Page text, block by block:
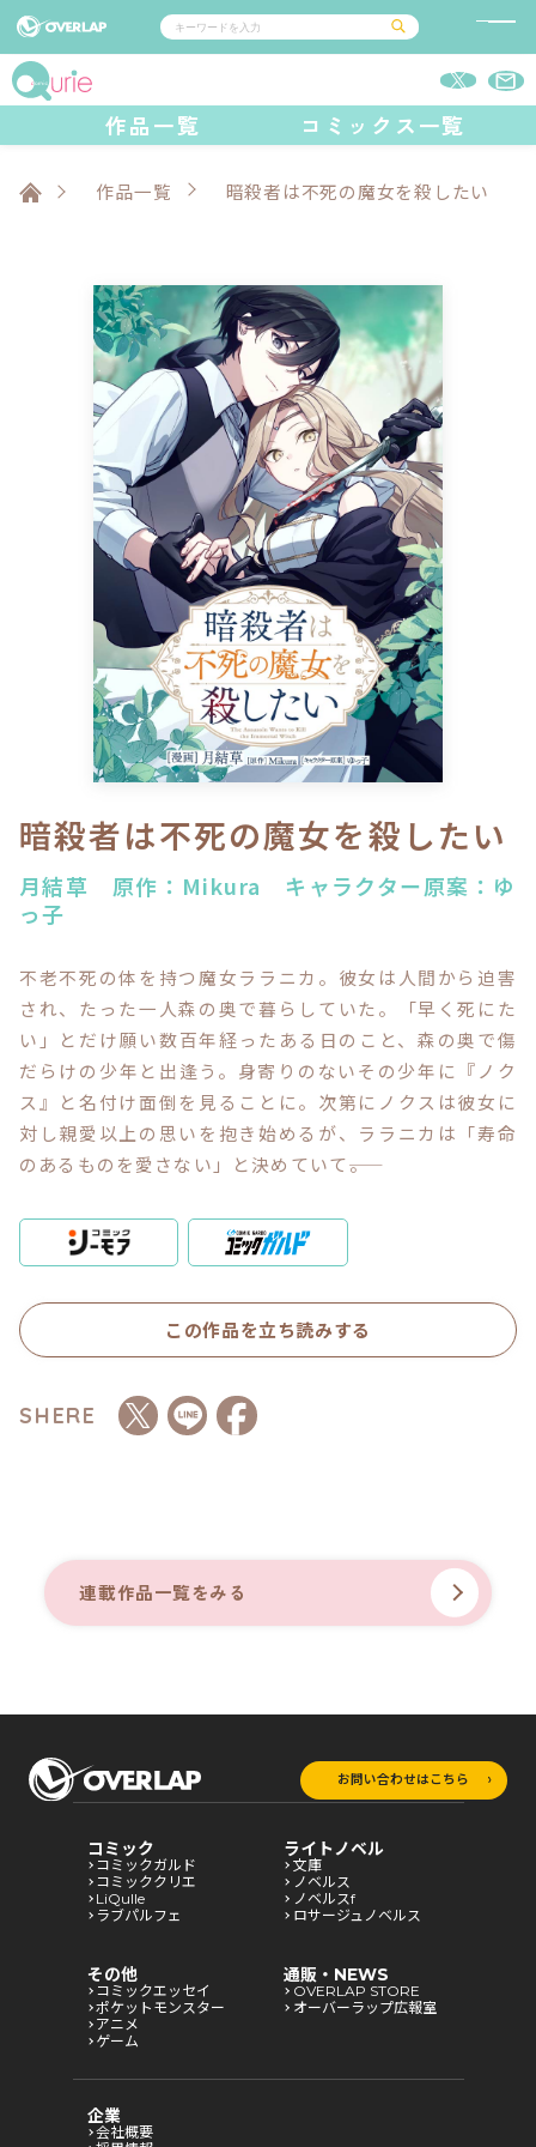
コミック
コミックガルド
コミッククリエ
LiQulle
ライトノベル
文庫
ノベルス
ノベルスf
コミックエッセイ
ポケットモンスター
アニメ
OVERLAP STORE
オーバーラップ広報室
お問い合わせはこちら
オーバーラップノベルス
オーバーラップノベルスf
ロサージュノベルス
コミックガルド
コミックエッセイ
作品一覧 コミックス一覧
作品一覧 暗殺者は不死の魔女を殺したい
暗殺者は不死の魔女を殺したい
月結草 原作：Mikura キャラクター原案：ゆ
っ子
不老不死の体を持つ魔女ララニカ。彼女は人間から迫害
され、たった一人森の奥で暮らしていた。「早く死にた
い」とだけ願い数百年経ったある日のこと、森の奥で傷
だらけの少年と出逢う。身寄りのないその少年に『ノク
ス』と名付け面倒を見ることに。次第にノクスは彼女に
対し親愛以上の思いを抱き始めるが、ララニカは「寿命
のあるものを愛さない」と決めていて――。
この作品を立ち読みする
SHERE
連載作品一覧をみる
お問い合わせはこちら
コミック
コミックガルド
コミッククリエ
LiQulle
ラブパルフェ
ライトノベル
文庫
ノベルス
ノベルスf
ロサージュノベルス
その他
コミックエッセイ
ポケットモンスター
アニメ
ゲーム
通販・NEWS
OVERLAP STORE
オーバーラップ広報室
企業
会社概要